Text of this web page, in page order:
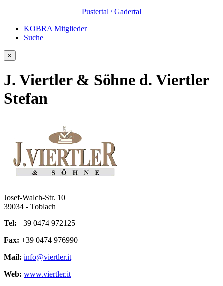
Pustertal / Gadertal
KOBRA Mitglieder
Suche
×
J. Viertler & Söhne d. Viertler
Stefan
Josef-Walch-Str. 10
39034 - Toblach
Tel: +39 0474 972125
Fax: +39 0474 976990
Mail: info@viertler.it
Web: www.viertler.it